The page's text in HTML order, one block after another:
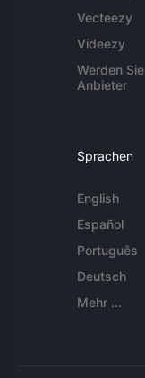
Vecteezy
Videezy
Werden Sie
Anbieter
Sprachen
English
Español
Português
Deutsch
Mehr ...